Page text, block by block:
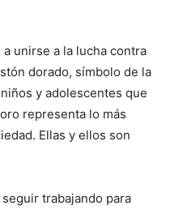
unirse a la lucha contra
dorado, símbolo de la
y adolescentes que
representa lo más
Ellas y ellos son
trabajando para